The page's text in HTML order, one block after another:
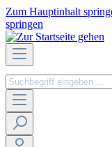
Zum Hauptinhalt
springen